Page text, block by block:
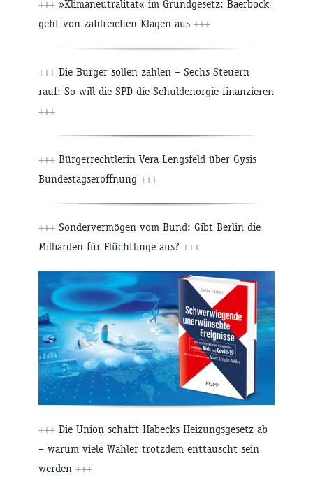
+++ »Klimaneutralität« im Grundgesetz: Baerbock
geht von zahlreichen Klagen aus +++
+++ Die Bürger sollen zahlen – Sechs Steuern
rauf: So will die SPD die Schuldenorgie finanzieren
+++
+++ Bürgerrechtlerin Vera Lengsfeld über Gysis
Bundestagseröffnung +++
+++ Sondervermögen vom Bund: Gibt Berlin die
Milliarden für Flüchtlinge aus? +++
+++ Die Union schafft Habecks Heizungsgesetz ab
– warum viele Wähler trotzdem enttäuscht sein
werden +++